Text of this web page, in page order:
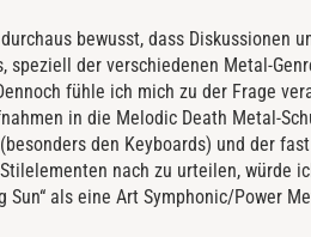
bewusst, dass Diskussionen
speziell der verschiedenen Metal-
fühle ich mich zu der Frage
in die Melodic Death Metal-
den Keyboards) und der
nach zu urteilen, würde
Sun“ als eine Art Symphonic/Power